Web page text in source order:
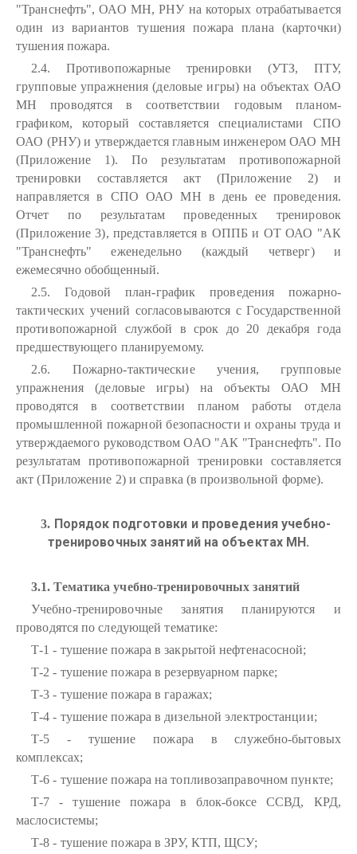
"Транснефть", ОАО МН, РНУ на которых отрабатывается
один из вариантов тушения пожара плана (карточки)
тушения пожара.
2.4. Противопожарные тренировки (УТЗ, ПТУ,
групповые упражнения (деловые игры) на объектах ОАО
МН проводятся в соответствии годовым планом-
графиком, который составляется специалистами СПО
ОАО (РНУ) и утверждается главным инженером ОАО МН
(Приложение 1). По результатам противопожарной
тренировки составляется акт (Приложение 2) и
направляется в СПО ОАО МН в день ее проведения.
Отчет по результатам проведенных тренировок
(Приложение 3), представляется в ОППБ и ОТ ОАО "АК
"Транснефть" еженедельно (каждый четверг) и
ежемесячно обобщенный.
2.5. Годовой план-график проведения пожарно-
тактических учений согласовываются с Государственной
противопожарной службой в срок до 20 декабря года
предшествующего планируемому.
2.6. Пожарно-тактические учения, групповые
упражнения (деловые игры) на объекты ОАО МН
проводятся в соответствии планом работы отдела
промышленной пожарной безопасности и охраны труда и
утверждаемого руководством ОАО "АК "Транснефть". По
результатам противопожарной тренировки составляется
акт (Приложение 2) и справка (в произвольной форме).
3. Порядок подготовки и проведения учебно-
тренировочных занятий на объектах МН.
3.1. Тематика учебно-тренировочных занятий
Учебно-тренировочные занятия планируются и
проводятся по следующей тематике:
Т-1 - тушение пожара в закрытой нефтенасосной;
Т-2 - тушение пожара в резервуарном парке;
Т-3 - тушение пожара в гаражах;
Т-4 - тушение пожара в дизельной электростанции;
Т-5 - тушение пожара в служебно-бытовых
комплексах;
Т-6 - тушение пожара на топливозаправочном пункте;
Т-7 - тушение пожара в блок-боксе ССВД, КРД,
маслосистемы;
Т-8 - тушение пожара в ЗРУ, КТП, ЩСУ;